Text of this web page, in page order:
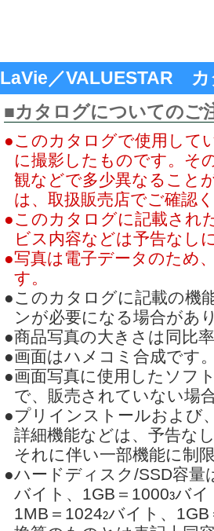
LaVie／VALUESTAR カ
■カタログについてのご
●このカタログで使用して
に撮影したものです。そ
観などで多少異なること
は、取扱販売店でご確認
●このカタログに記載され
ビス内容などは予告なし
●写真は電子データのため
す。
●このカタログに記載の機
ンが必要になる場合があ
●商品写真の大きさは同比
●画面はハメコミ合成です
●画面写真に使用したソフ
で、販売されていない場
●プリインストールおよび
詳細機能などは、予告な
それに伴い一部機能に制
●ハードディスク/SSD容量
バイト、1GB＝10003バイ
1MB＝10242バイト、1GB